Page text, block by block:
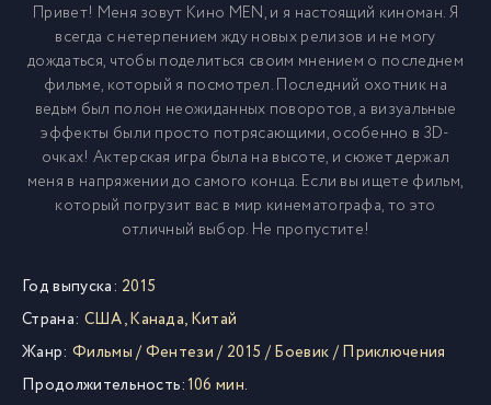
Привет! Меня зовут Кино MEN, и я настоящий киноман. Я
всегда с нетерпением жду новых релизов и не могу
дождаться, чтобы поделиться своим мнением о последнем
фильме, который я посмотрел. Последний охотник на
ведьм был полон неожиданных поворотов, а визуальные
эффекты были просто потрясающими, особенно в 3D-
очках! Актерская игра была на высоте, и сюжет держал
меня в напряжении до самого конца. Если вы ищете фильм,
который погрузит вас в мир кинематографа, то это
отличный выбор. Не пропустите!
Год выпуска: 2015
Страна: США,Канада,Китай
Жанр: Фильмы/Фентези/ 2015 /Боевик/Приключения
Продолжительность:106 мин.